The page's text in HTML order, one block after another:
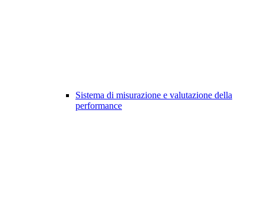
Sistema di misurazione e valutazione della
performance